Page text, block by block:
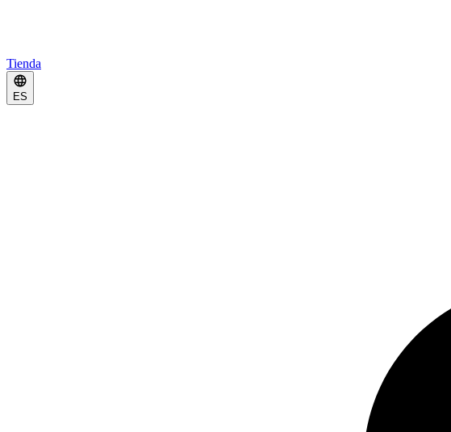
Tienda
ES